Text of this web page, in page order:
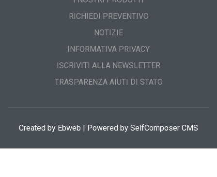
RICHIEDI PREVENTIVO
NOTIZIE
INFORMATIVA PRIVACY
ISCRIVITI ALLA NEWSLETTER
TRASPARENZA AIUTI DI STATO
Created by Ebweb | Powered by SelfComposer CMS